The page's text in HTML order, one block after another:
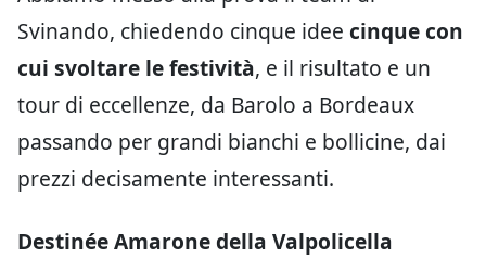
Svinando, chiedendo cinque idee cinque con
cui svoltare le festività, e il risultato e un
tour di eccellenze, da Barolo a Bordeaux
passando per grandi bianchi e bollicine, dai
prezzi decisamente interessanti.
Destinée Amarone della Valpolicella